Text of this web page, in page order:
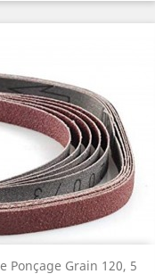
Ponçage Grain 120, 5
Aperçu rapide